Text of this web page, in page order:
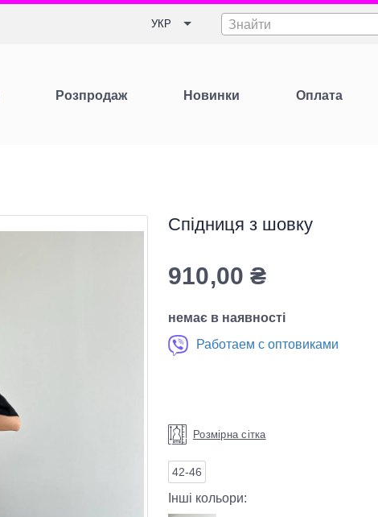
УКР Знайти
Розпродаж Новинки Оплата
Спідниця з шовку
910,00₴
немає в наявності
Работаем с оптовиками
Розмірна сітка
42-46
Інші кольори: